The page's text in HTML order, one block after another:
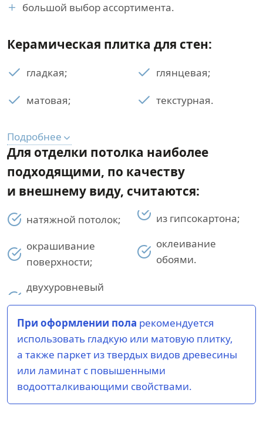
большой выбор ассортимента.
Керамическая плитка для стен:
гладкая;
матовая;
глянцевая;
текстурная.
Подробнее
Для отделки потолка наиболее
подходящими, по качеству
и внешнему виду, считаются:
натяжной потолок;
окрашивание
поверхности;
двухуровневый
из гипсокартона;
оклеивание
обоями.
При оформлении пола рекомендуется
использовать гладкую или матовую плитку,
а также паркет из твердых видов древесины
или ламинат с повышенными
водоотталкивающими свойствами.